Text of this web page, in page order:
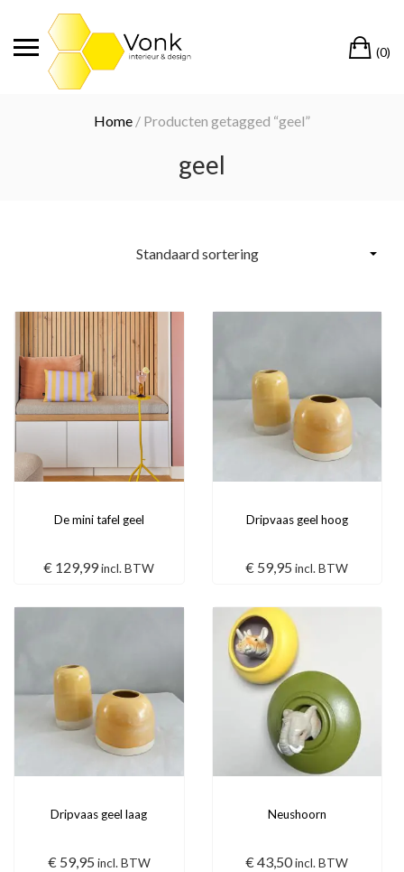
(0)
Home / Producten getagged “geel”
geel
De mini tafel geel
€ 129,99incl. BTW
Dripvaas geel hoog
€ 59,95 incl. BTW
Dripvaas geel laag
€59,95 incl. BTW
Neushoorn
€43,50incl. BTW